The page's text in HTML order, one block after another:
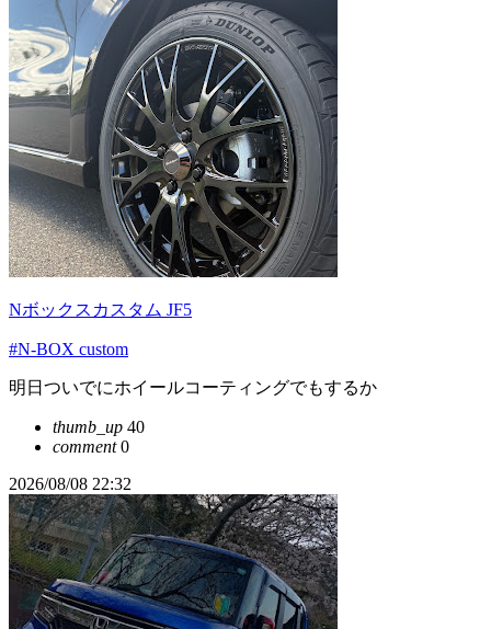
Nボックスカスタム JF5
#N-BOX custom
明日ついでにホイールコーティングでもするか
thumb_up 40
comment0
2026/08/08 22:32